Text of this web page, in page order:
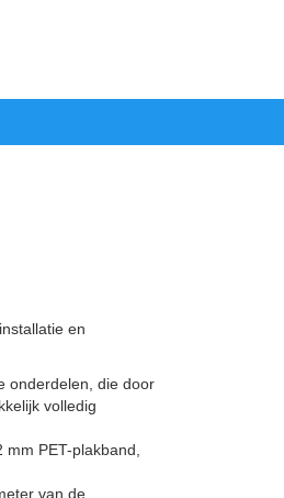
en
onderdelen, die door
volledig
PET-plakband,
van de